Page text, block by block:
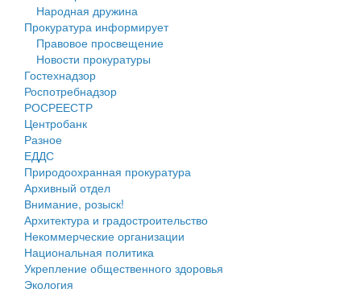
Генеральные планы
Проекты планировки территории
Собрание депутатов
Городское поселение
Сельские поселения
Народная дружина
Прокуратура информирует
Правовое просвещение
Новости прокуратуры
Гостехнадзор
Роспотребнадзор
РОСРЕЕСТР
Центробанк
Разное
ЕДДС
Природоохранная прокуратура
Архивный отдел
Внимание, розыск!
Архитектура и градостроительство
Некоммерческие организации
Национальная политика
Укрепление общественного здоровья
Экология